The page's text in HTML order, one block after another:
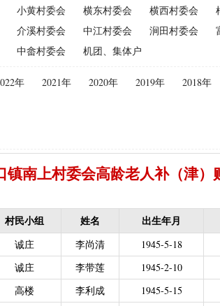
项目计划表
农村部分计划生育家庭奖励
镇独生子女父母计划生育奖励（2013年至2020年按
生站医生补贴资金 | 计划生育家庭特别扶助
度公开）
中建档立卡和非建档立卡免学杂费补助”） |
年至2021年，已结束） | 大中型水库移民后期
至民政局）
重度残疾人医疗保险
补贴） | 低保残疾人生活津贴（2013年至2016
民基本养老保险费 | 广东省贫困归侨扶贫救助
星报销 | 困难群众医疗救助
局公开的数据） | 城乡居民医保零星报销（
小黄村委会 横东村委会 横西村委会
介溪村委会 中江村委会 涧田村委会
中畲村委会 机团、集体户
年 2021年 2020年 2019年 2018年
镇南上村委会高龄老人补（津）
村民小组 姓名 出生年月
诚庄 李尚清 1945-5-18
诚庄 李带莲 1945-2-10
高楼 李利成 1945-5-15